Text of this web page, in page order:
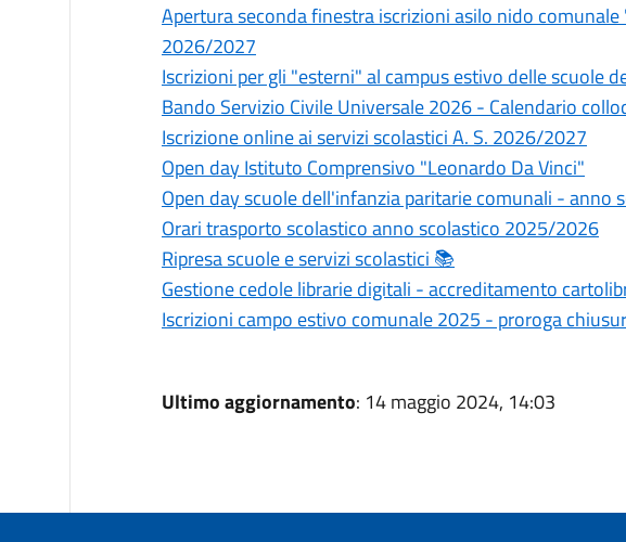
Apertura seconda finestra iscrizioni asilo nido
2026/2027
Iscrizioni per gli "esterni" al campus estivo delle scuole
Bando Servizio Civile Universale 2026 - Calendario
Iscrizione online ai servizi scolastici A. S. 2026/2027
Open day Istituto Comprensivo "Leonardo Da Vinci"
Open day scuole dell'infanzia paritarie comunali - anno
Orari trasporto scolastico anno scolastico 2025/2026
Ripresa scuole e servizi scolastici 📚
Gestione cedole librarie digitali - accreditamento
Iscrizioni campo estivo comunale 2025 - proroga
Ultimo aggiornamento: 14 maggio 2024, 14:03